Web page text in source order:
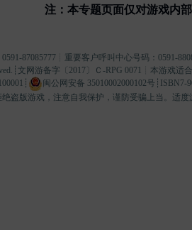
注：本专题页面仅对游戏内
87085777┊重要客户呼叫中心号码：0591-
文网游备字〔2017〕Ｃ-RPG 0071
┊本游戏适
┊ 闽公网安备 35010002000102号 ┊ISBN7-
盗版游戏，注意自我保护，谨防受骗上当。适